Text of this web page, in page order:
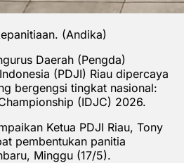
(Andika)
Daerah (Pengda)
(PDJI) Riau dipercaya
bergengsi tingkat nasional:
(IDJC) 2026.
Ketua PDJI Riau, Tony
pembentukan panitia
Minggu (17/5).